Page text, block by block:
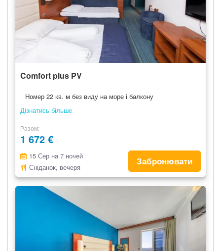
Comfort plus PV
Номер 22 кв. м без виду на море і балкону
Дізнатись більше
Разом
1 672 €
15 Сер на 7 ночей
Сніданок, вечеря
Забронювати